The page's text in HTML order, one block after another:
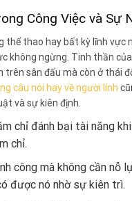
Công Việc và Sự
thể thao hay bất kỳ lĩnh vực
không ngừng. Tinh thần
trên sân đấu mà còn ở thái
câu nói hay về người lính
và sự kiên định.
chỉ đánh bại tài năng
chỉ.
công mà không cần nỗ
được nó nhờ sự kiên trì.